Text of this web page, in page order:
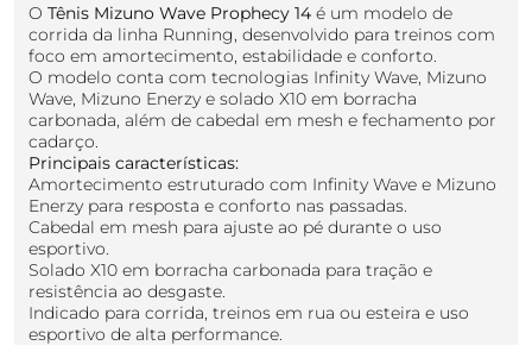
O Tênis Mizuno Wave Prophecy 14 é um modelo de
corrida da linha Running, desenvolvido para treinos com
foco em amortecimento, estabilidade e conforto.
O modelo conta com tecnologias Infinity Wave, Mizuno
Wave, Mizuno Enerzy e solado X10 em borracha
carbonada, além de cabedal em mesh e fechamento por
cadarço.
Principais características:
Amortecimento estruturado com Infinity Wave e Mizuno
Enerzy para resposta e conforto nas passadas.
Cabedal em mesh para ajuste ao pé durante o uso
esportivo.
Solado X10 em borracha carbonada para tração e
resistência ao desgaste.
Indicado para corrida, treinos em rua ou esteira e uso
esportivo de alta performance.